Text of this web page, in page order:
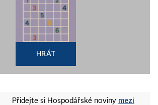
HRÁT
Přidejte si Hospodářské noviny mezi